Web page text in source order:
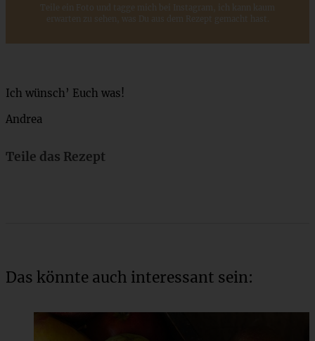
Teile ein Foto und tagge mich bei Instagram, ich kann kaum
erwarten zu sehen, was Du aus dem Rezept gemacht hast.
Ich wünsch’ Euch was!
Andrea
Teile das Rezept
Das könnte auch interessant sein: